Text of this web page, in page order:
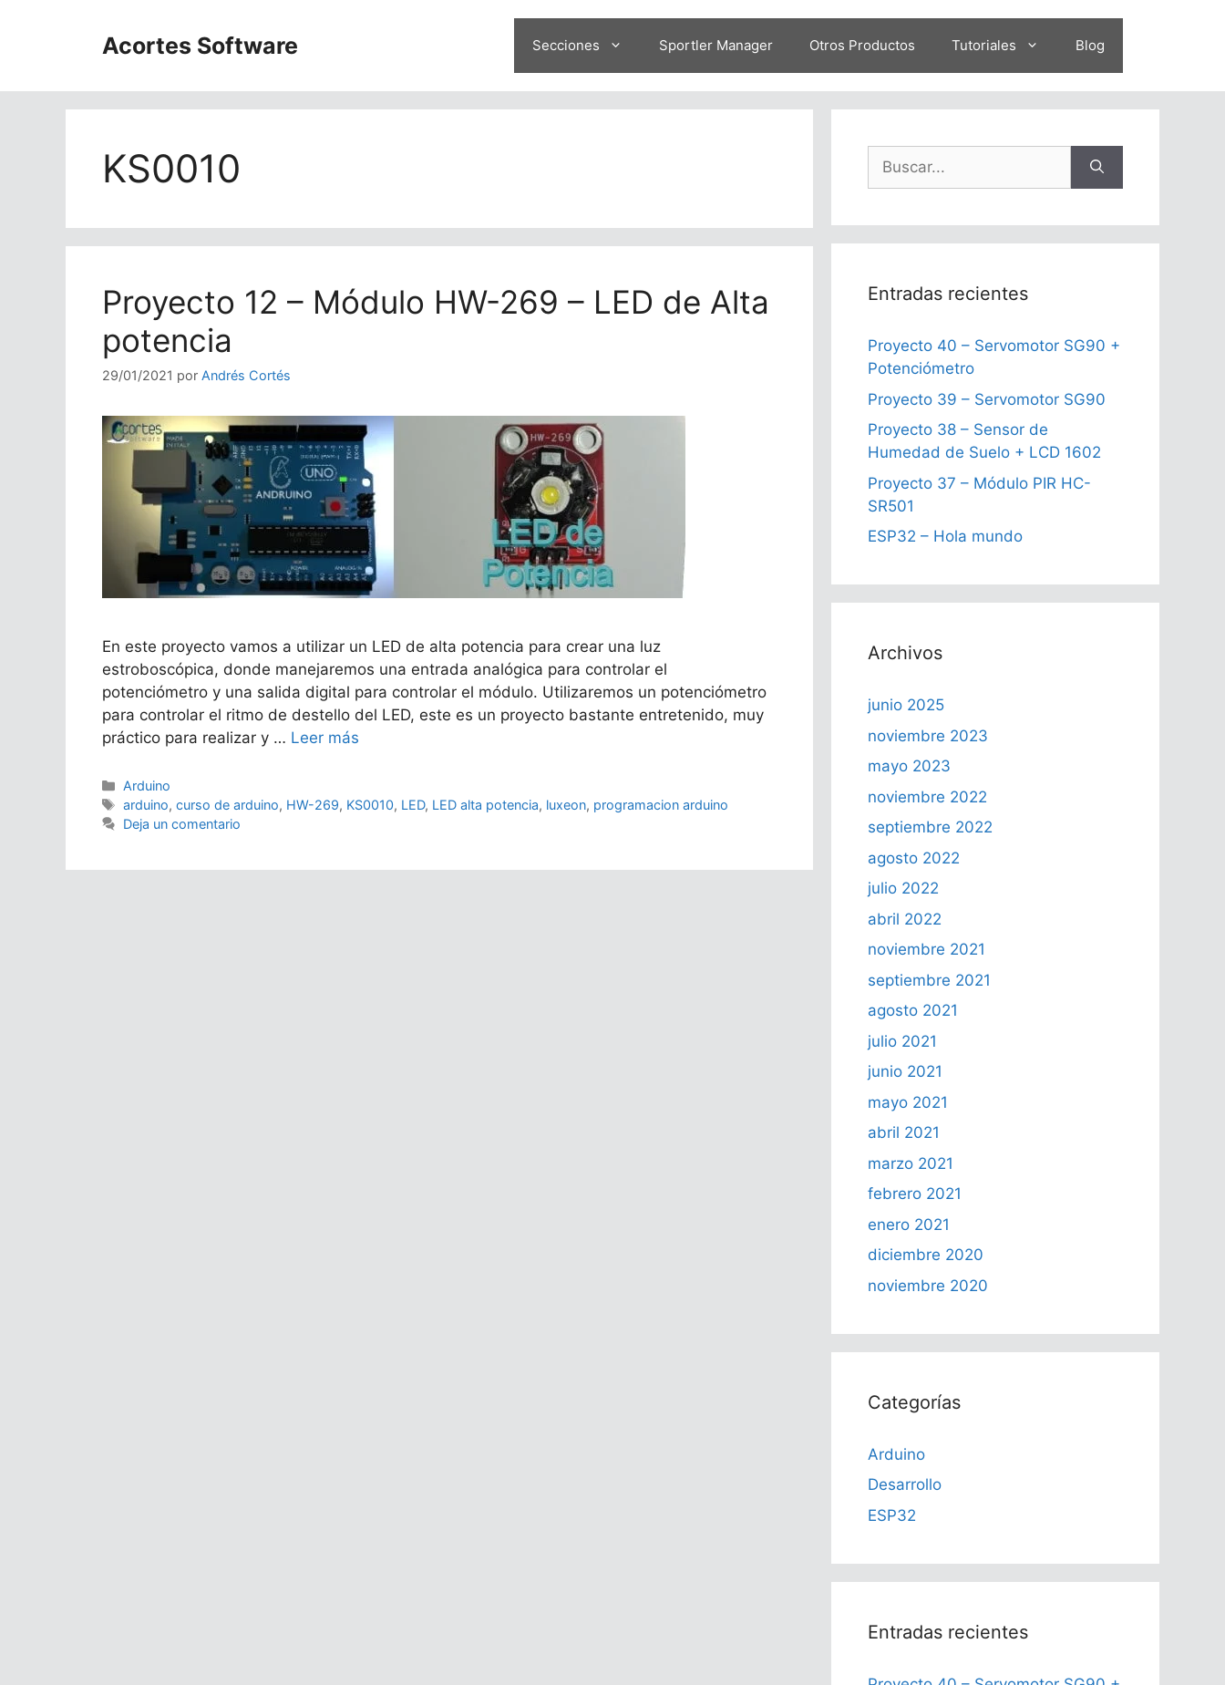
Acortes Software Secciones Sportler Manager Otros Productos Tutoriales Blog
KS0010
Proyecto 12 – Módulo HW-269 – LED de Alta
potencia
29/01/2021 por Andrés Cortés
En este proyecto vamos a utilizar un LED de alta potencia para crear una luz
estroboscópica, donde manejaremos una entrada analógica para controlar el
potenciómetro y una salida digital para controlar el módulo. Utilizaremos un potenciómetro
para controlar el ritmo de destello del LED, este es un proyecto bastante entretenido, muy
práctico para realizar y … Leer más
Categorías
Arduino
Etiquetas
arduino,curso de arduino, HW-269, KS0010, LED, LED alta potencia, luxeon, programacion arduino
Deja un comentario
Buscar:
Entradas recientes
Proyecto 40 – Servomotor SG90 +
Potenciómetro
Proyecto 39 – Servomotor SG90
Proyecto 38 – Sensor de
Humedad de Suelo + LCD 1602
Proyecto 37 – Módulo PIR HC-
SR501
ESP32 – Hola mundo
Archivos
junio 2025
noviembre 2023
mayo 2023
noviembre 2022
septiembre 2022
agosto 2022
julio 2022
abril 2022
noviembre 2021
septiembre 2021
agosto 2021
julio 2021
junio 2021
mayo 2021
abril 2021
marzo 2021
febrero 2021
enero 2021
diciembre 2020
noviembre 2020
Categorías
Arduino
Desarrollo
ESP32
Entradas recientes